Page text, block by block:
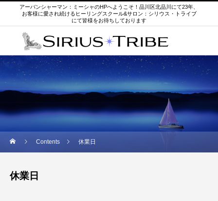
アーバンシャーマン：ミーシャのHPへようこそ！品川区北品川にて23年、
お客様に愛され続けるヒーリングスクール&サロン：シリウス・トライブ
にて皆様をお待ちしております
Contents 休業日
休業日